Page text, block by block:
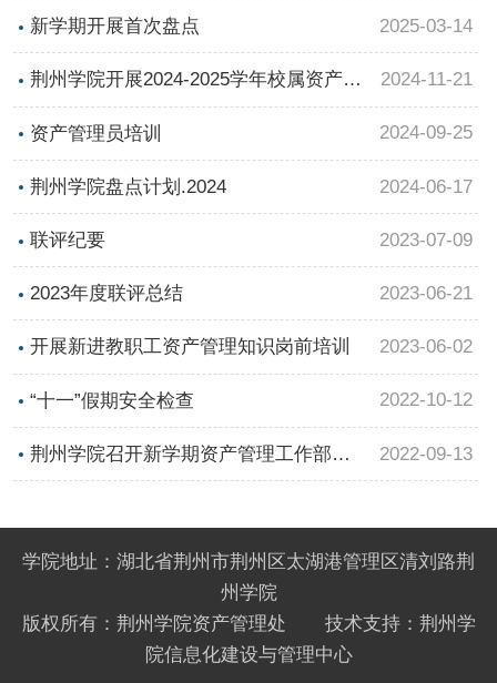
新学期开展首次盘点 2025-03-14
荆州学院开展2024-2025学年校属资产盘
点通知
2024-11-21
资产管理员培训 2024-09-25
荆州学院盘点计划.2024 2024-06-17
联评纪要 2023-07-09
2023年度联评总结 2023-06-21
开展新进教职工资产管理知识岗前培训 2023-06-02
“十一”假期安全检查 2022-10-12
荆州学院召开新学期资产管理工作部署 2022-09-13
学院地址：湖北省荆州市荆州区太湖港管理区清刘路荆
州学院
版权所有：荆州学院资产管理处 技术支持：荆州学
院信息化建设与管理中心